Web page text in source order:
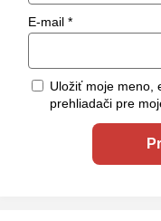
E-mail *
Uložiť moje meno,
prehliadači pre